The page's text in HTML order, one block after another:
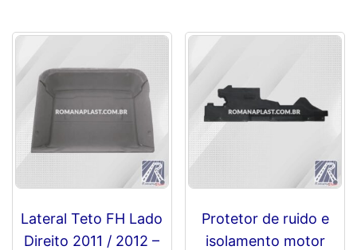
Lateral Teto FH Lado
Direito 2011 / 2012 –
Protetor de ruido e
isolamento motor